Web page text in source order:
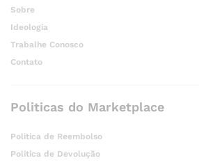
Sobre
Ideologia
Trabalhe Conosco
Contato
Politicas do Marketplace
Politica de Reembolso
Politica de Devolução